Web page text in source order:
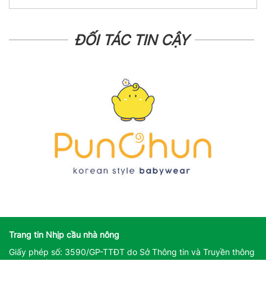
ĐỐI TÁC TIN CẬY
Trang tin Nhịp cầu nhà nông
Giấy phép số: 3590/GP-TTĐT do Sở Thông tin và Truyền thông
Hà Nội cấp ngày 25/11/2022